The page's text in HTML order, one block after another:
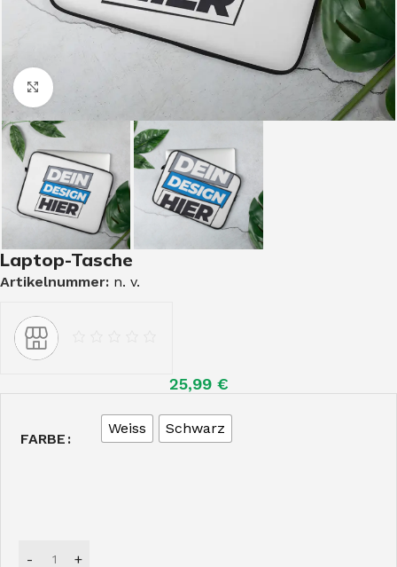
Click to enlarge
Laptop-Tasche
Artikelnummer: n. v.
25,99 €
FARBE
Weiss Schwarz